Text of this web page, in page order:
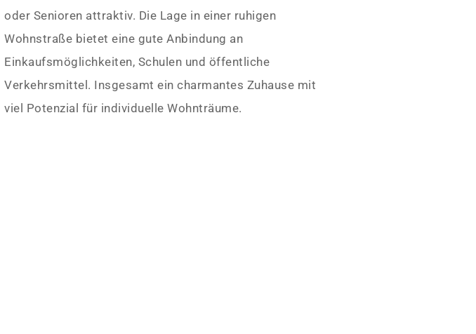
oder Senioren attraktiv. Die Lage in einer ruhigen
Wohnstraße bietet eine gute Anbindung an
Einkaufsmöglichkeiten, Schulen und öffentliche
Verkehrsmittel. Insgesamt ein charmantes Zuhause mit
viel Potenzial für individuelle Wohnträume.